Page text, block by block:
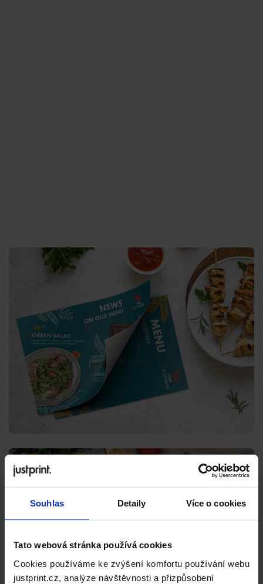
Souhlas Detaily Více o cookies
Tato webová stránka používá cookies
Cookies používáme ke zvýšení komfortu používání webu
justprint.cz, analýze návštěvnosti a přizpůsobení